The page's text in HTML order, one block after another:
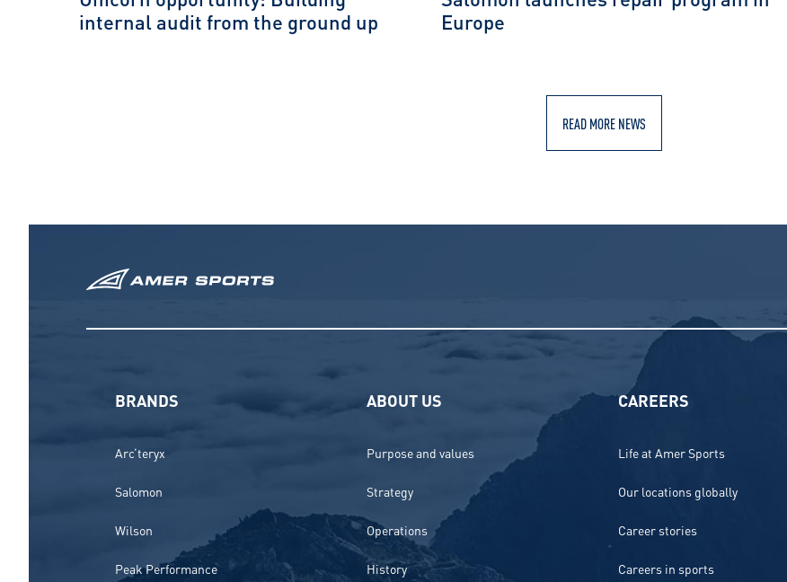
internal audit from the ground up Europe
READ MORE NEWS
BRANDS
Arc’teryx
Salomon
Wilson
Peak Performance
ABOUT US
Purpose and values
Strategy
Operations
History
CAREERS
Life at Amer Sports
Our locations globally
Career stories
Careers in sports